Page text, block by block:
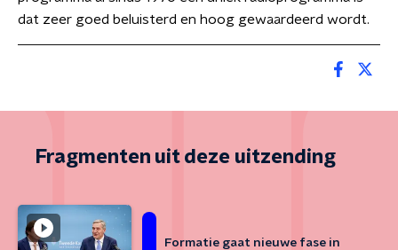
dat zeer goed beluisterd en hoog gewaardeerd wordt.
Fragmenten uit deze uitzending
Formatie gaat nieuwe fase in